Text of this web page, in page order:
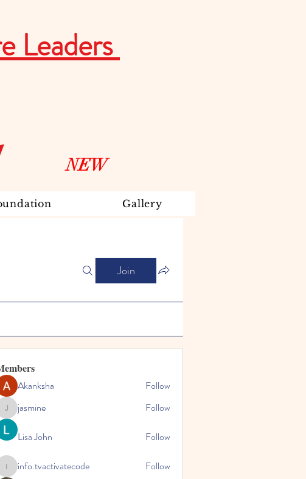
Leaders
Gallery
NEW
Join
Akanksha
Follow
jasminejasmine Follow
Lisa John Follow
info.tvactivatecode
info.tvactivatecode Follow